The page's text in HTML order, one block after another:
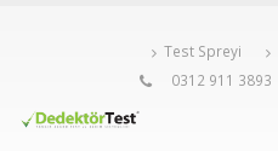
Test Spreyi
0312 911 3893